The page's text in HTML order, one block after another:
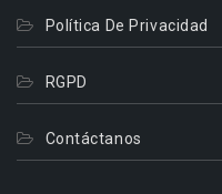
Política De Privacidad
RGPD
Contáctanos